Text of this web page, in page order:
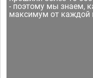
- поэтому мы знаем,
максимум от